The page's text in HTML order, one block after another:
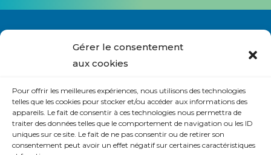
Gérer le consentement
aux cookies
Pour offrir les meilleures expériences, nous utilisons des technologies
telles que les cookies pour stocker et/ou accéder aux informations des
appareils. Le fait de consentir à ces technologies nous permettra de
traiter des données telles que le comportement de navigation ou les ID
uniques sur ce site. Le fait de ne pas consentir ou de retirer son
consentement peut avoir un effet négatif sur certaines caractéristiques
Nous contacter
S’abonner à la lettre du site
Politique de cookies (UE)
Déclaration de confidentialité (UE)